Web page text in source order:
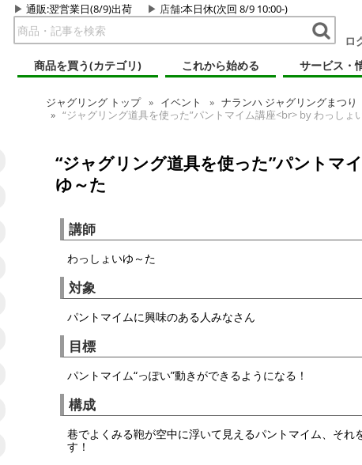
通販:翌営業日(8/9)出荷 店舗:本日休(次回 8/9 10:00-)
ロ
商品を買う(カテゴリ)
これから始める サービス・
ジャグリングトップ イベント ナランハ ジャグリングまつり
“ジャグリング道具を使った”パントマイム講座<br> by わっしょ
“ジャグリング道具を使った”パントマ
ゆ～た
講師
わっしょいゆ～た
対象
パントマイムに興味のある人みなさん
目標
パントマイム“っぽい”動きができるようになる！
構成
巷でよくみる鞄が空中に浮いて見えるパントマイム、それ
す！